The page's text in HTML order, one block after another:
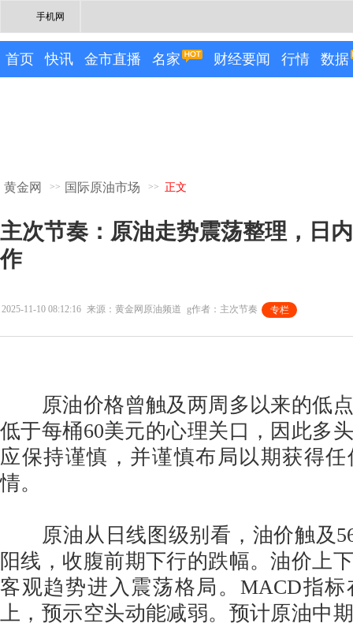
手机网
首页 快讯 金市直播 名家 财经要闻 行情 数据
黄金网 >> 国际原油市场 >> 正文
主次节奏：原油走势震荡整理，日
作
2025-11-10 08:12:16 来源：黄金网原油频道 g作者：主次节奏 专栏
原油价格曾触及两周多以来的低点
低于每桶60美元的心理关口，因此多
应保持谨慎，并谨慎布局以期获得
情。
原油从日线图级别看，油价触及
阳线，收腹前期下行的跌幅。油价上
客观趋势进入震荡格局。MACD指
上，预示空头动能减弱。预计原油中